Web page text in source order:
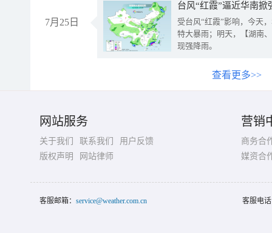
7月25日
台风“红霞”逼近华南
受台风“红霞”影响，今天
特大暴雨；明天，【湖南
现强降雨。
查看更多>>
网站服务
关于我们 联系我们
用户反馈
版权声明
网站律师
营销
商务合
媒资合
客服邮箱： service@weather.com.cn 客服电